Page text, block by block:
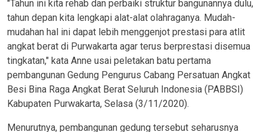
"Tahun ini kita rehab dan perbaiki struktur bangunannya dulu,
tahun depan kita lengkapi alat-alat olahraganya. Mudah-
mudahan hal ini dapat lebih menggenjot prestasi para atlit
angkat berat di Purwakarta agar terus berprestasi disemua
tingkatan," kata Anne usai peletakan batu pertama
pembangunan Gedung Pengurus Cabang Persatuan Angkat
Besi Bina Raga Angkat Berat Seluruh Indonesia (PABBSI)
Kabupaten Purwakarta, Selasa (3/11/2020).
Menurutnya, pembangunan gedung tersebut seharusnya